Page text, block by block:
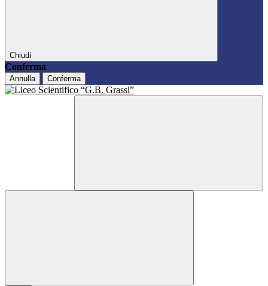
Chiudi
Conferma
Annulla Conferma